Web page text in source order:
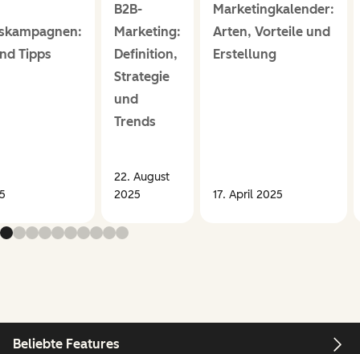
Tipps
B2B-
Marketing:
Definition,
Strategie
und
Trends
22. August
2025
Marketingkalender:
Arten, Vorteile und
Erstellung
17. April 2025
Beliebte Features